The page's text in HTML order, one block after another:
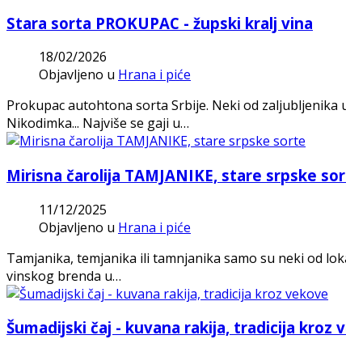
Stara sorta PROKUPAC - župski kralj vina
18/02/2026
Objavljeno u Hrana i piće
Prokupac autohtona sorta Srbije. Neki od zaljubljenika
Nikodimka... Najviše se gaji u…
Mirisna čarolija TAMJANIKE, stare srpske
11/12/2025
Objavljeno u Hrana i piće
Tamjanika, temjanika ili tamnjanika samo su neki od
vinskog brenda u…
Šumadijski čaj - kuvana rakija, tradicija kroz